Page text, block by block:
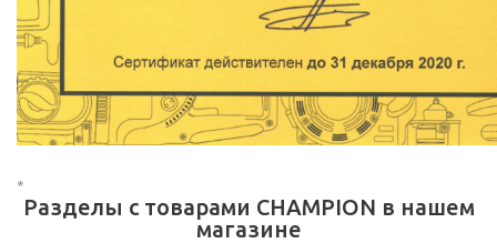
*
Разделы с товарами CHAMPION в нашем
магазине